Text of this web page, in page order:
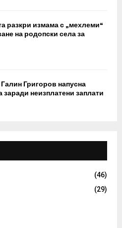
разкри измама с „мехлеми“
на родопски села за
Григоров напусна
неизплатени заплати
(46)
(29)